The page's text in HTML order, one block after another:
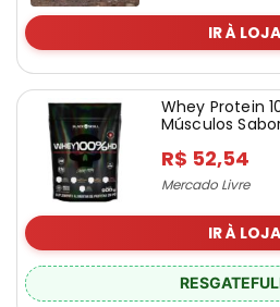
IR À LOJA
Whey Protein
Músculos
R$ 52,54
Mercado Livre
IR À LOJA